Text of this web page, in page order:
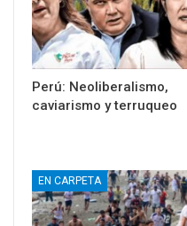
Perú: Neoliberalismo,
caviarismo y terruqueo
EN CARPETA